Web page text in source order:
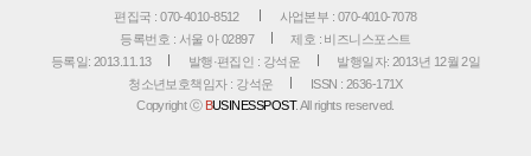
편집국 : 070-4010-8512
사업본부 : 070-4010-7078
등록번호 : 서울 아 02897
제호 : 비즈니스포스트
등록일: 2013.11.13
발행·편집인 : 강석운
발행일자: 2013년 12월 2일
청소년보호책임자 : 강석운
ISSN : 2636-171X
Copyright ⓒ BUSINESSPOST. All rights reserved.